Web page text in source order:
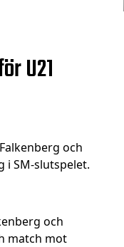
U21
och
i SM-slutspelet.
och
match mot